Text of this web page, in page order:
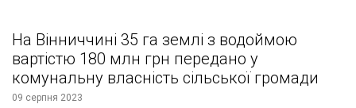
На Вінниччині 35 га землі з водоймою
вартістю 180 млн грн передано у
комунальну власність сільської громади
09 серпня 2023